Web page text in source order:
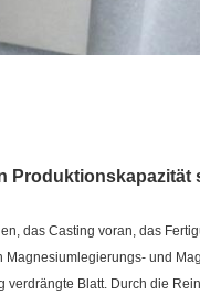
Produktionskapazität
das Casting voran, das
und
Blatt. Durch die